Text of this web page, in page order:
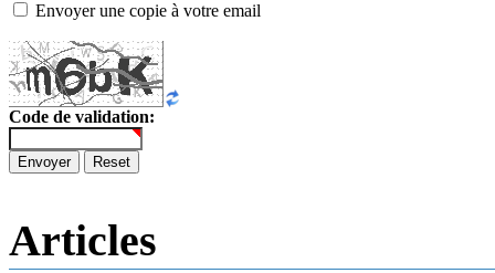
Envoyer une copie à votre email
Code de validation:
Envoyer Reset
Articles